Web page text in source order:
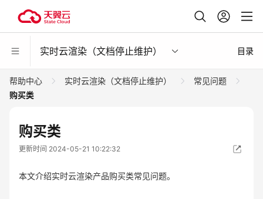
实时云渲染（文档停止维护） 目录
帮助中心 实时云渲染（文档停止维护）
常见问题
购买类
购买类
更新时间 2024-05-21 10:22:32
本文介绍实时云渲染产品购买类常见问题。